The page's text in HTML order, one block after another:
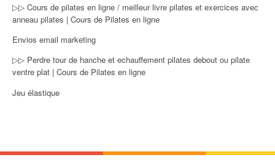
▷▷ Cours de pilates en ligne / meilleur livre pilates et exercices avec
anneau pilates | Cours de Pilates en ligne
Envios email marketing
▷▷ Perdre tour de hanche et echauffement pilates debout ou pilate
ventre plat | Cours de Pilates en ligne
Jeu élastique